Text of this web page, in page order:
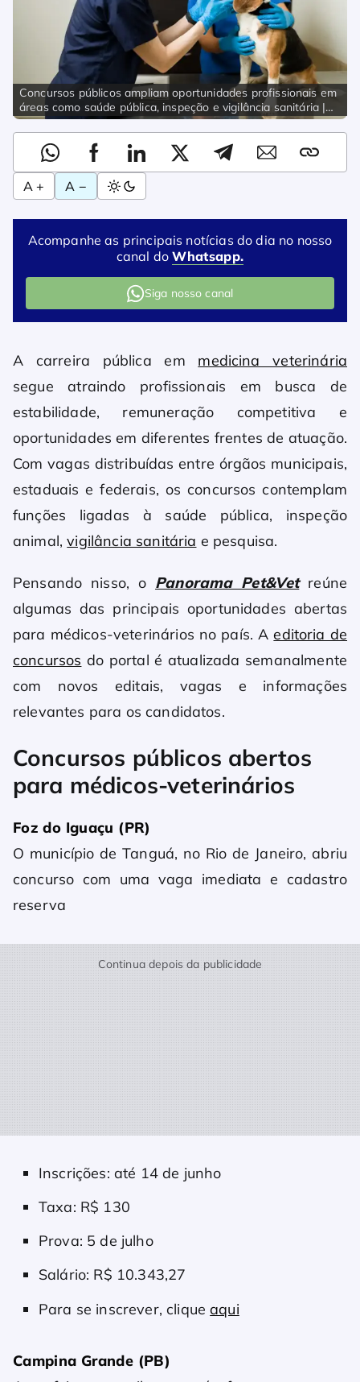
Concursos públicos ampliam oportunidades profissionais em
áreas como saúde pública, inspeção e vigilância sanitária |
Imagem:Freepik – tonodiaz
A + A −
Acompanhe as principais notícias do dia no nosso
canal doWhatsapp.
Siga nosso canal
A carreira pública em medicina veterinária
segue atraindo profissionais em busca de
estabilidade, remuneração competitiva e
oportunidades em diferentes frentes de atuação.
Com vagas distribuídas entre órgãos municipais,
estaduais e federais, os concursos contemplam
funções ligadas à saúde pública, inspeção
animal,vigilância sanitária e pesquisa.
Pensando nisso, o Panorama Pet&Vetreúne
algumas das principais oportunidades abertas
para médicos-veterinários no país. Aeditoria de
concursos do portal é atualizada semanalmente
com novos editais, vagas e informações
relevantes para os candidatos.
Concursos públicos abertos
para médicos-veterinários
Foz do Iguaçu (PR)
O município de Tanguá, no Rio de Janeiro, abriu
concurso com uma vaga imediata e cadastro
reserva
Continua depois da publicidade
Inscrições: até 14 de junho
Taxa: R$ 130
Prova: 5 de julho
Salário: R$ 10.343,27
Para se inscrever, cliqueaqui
Campina Grande (PB)